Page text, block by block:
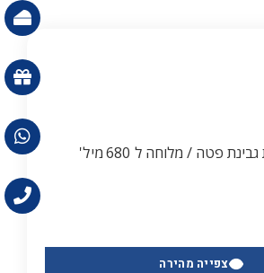
צפייה מהירה